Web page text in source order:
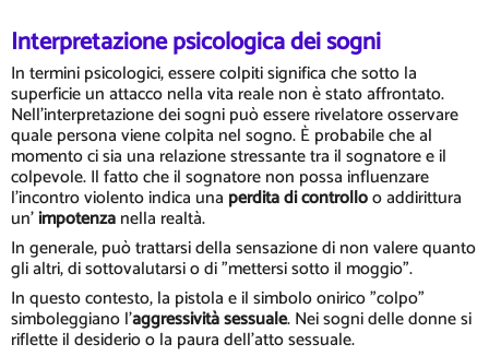
Interpretazione psicologica dei sogni
In termini psicologici, essere colpiti significa che sotto la
superficie un attacco nella vita reale non è stato affrontato.
Nell'interpretazione dei sogni può essere rivelatore osservare
quale persona viene colpita nel sogno. È probabile che al
momento ci sia una relazione stressante tra il sognatore e il
colpevole. Il fatto che il sognatore non possa influenzare
l'incontro violento indica una perdita di controlloo addirittura
un'impotenzanella realtà.
In generale, può trattarsi della sensazione di non valere quanto
gli altri, di sottovalutarsi o di "mettersi sotto il moggio".
In questo contesto, la pistola e il simbolo onirico "colpo"
simboleggiano l'aggressività sessuale. Nei sogni delle donne si
riflette il desiderio o la paura dell'atto sessuale.